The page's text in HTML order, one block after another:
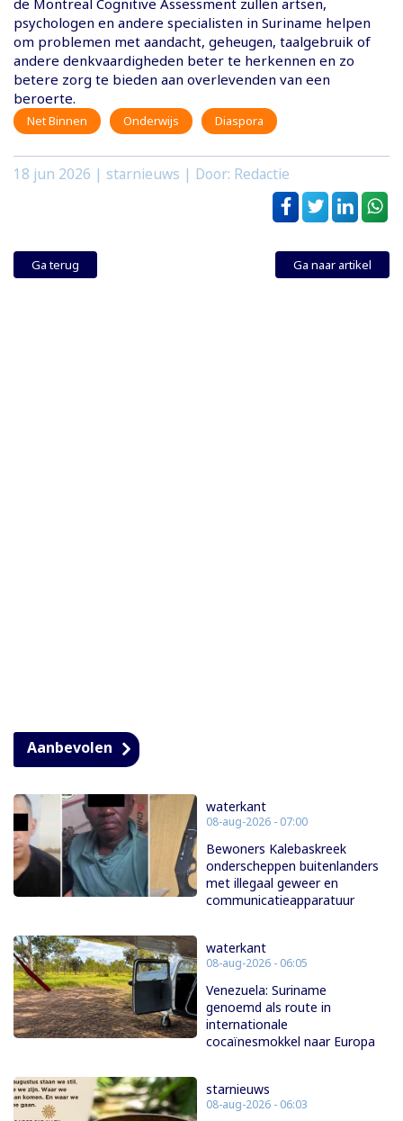
psychologen en andere specialisten in Suriname helpen
om problemen met aandacht, geheugen, taalgebruik of
andere denkvaardigheden beter te herkennen en zo
betere zorg te bieden aan overlevenden van een
beroerte.
Net Binnen Onderwijs Diaspora
18 jun 2026 | starnieuws | Door: Redactie
Ga terug Ga naar artikel
Aanbevolen
waterkant
08-aug-2026 - 07:00
Bewoners Kalebaskreek
onderscheppen buitenlanders
met illegaal geweer en
communicatieapparatuur
waterkant
08-aug-2026 - 06:05
Venezuela: Suriname
genoemd als route in
internationale
cocaïnesmokkel naar Europa
starnieuws
08-aug-2026 - 06:03